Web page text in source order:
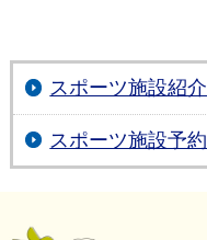
スポーツ施設紹介
スポーツ施設予約